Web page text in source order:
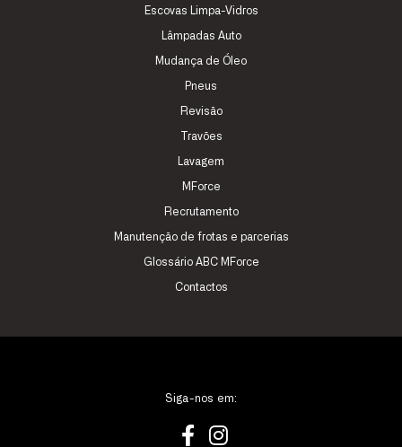
Escovas Limpa-Vidros
Lâmpadas Auto
Mudança de Óleo
Pneus
Revisão
Travões
Lavagem
MForce
Recrutamento
Manutenção de frotas e parcerias
Glossário ABC MForce
Contactos
Siga-nos em: